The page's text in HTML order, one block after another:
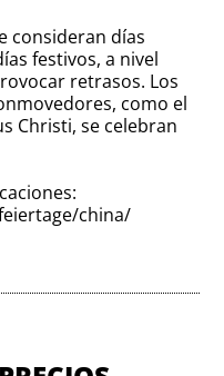
consideran días
festivos, a nivel
retrasos. Los
como el
Christi, se celebran
china/